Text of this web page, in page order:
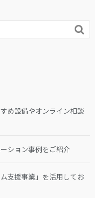

め設備やオンライン相談
ション事例をご紹介
支援事業」を活用してお